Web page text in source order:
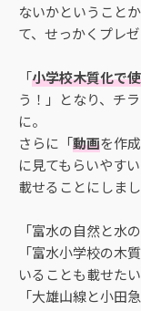
ないかということ
て、せっかくプレ
「小学校木質化で
う！」となり、チ
に。
さらに「動画を作
に見てもらいやす
載せることにしまし
「富水の自然と水
「富水小学校の木
いることも載せたい
「大雄山線と小田